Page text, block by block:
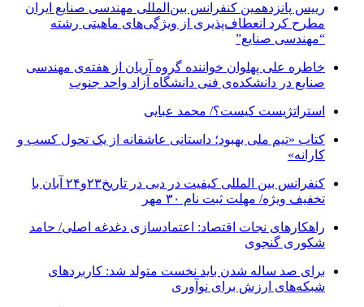
رییس پانزدهمین کنفرانس بین‌المللی مهندسی صنایع ایران
مطرح کرد انعطاف‌پذیری از ویژگی‌های ماهیتی رشته
“مهندسی صنایع”
خاطره علی پهلوان خواننده گروه آریان از هفته‌ی مهندسی
صنایع در دانشکده‌ی فنی دانشگاه آزاد واحد جنوب
استراتژیست کیست؟‬/ محمد عبایی
کتاب «تیم ملی بهبود؛ داستانی عاشقانه از یک تحول کسب و
کارانه»
کنفرانس بین المللی کیفیت در دبی در تاریخ۲۳و۲۴ آبان با
تخفیف ویژه/ مهلت ثبت نام ۳۰ مهر
راهکارهای نجات اقتصاد: اعتمادسازی دغدغه اصلی/ حامد
شکوری گنجوی
برای صد ساله شدن باید نخست متولد شد: کاربردهای
شبکه‌های ارزش برای نوآوری